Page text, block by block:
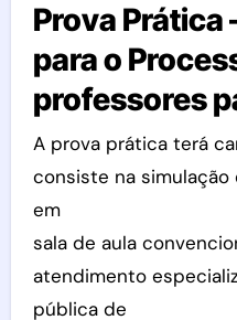
Prova Prática
para o
professores
A prova prática terá
consiste na simulação
em
sala de aula
atendimento
pública de